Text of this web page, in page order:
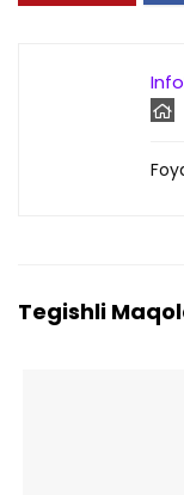
Tegishli